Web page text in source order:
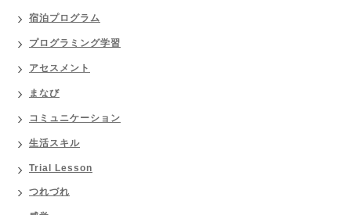
宿泊プログラム
プログラミング学習
アセスメント
まなび
コミュニケーション
生活スキル
Trial Lesson
つれづれ